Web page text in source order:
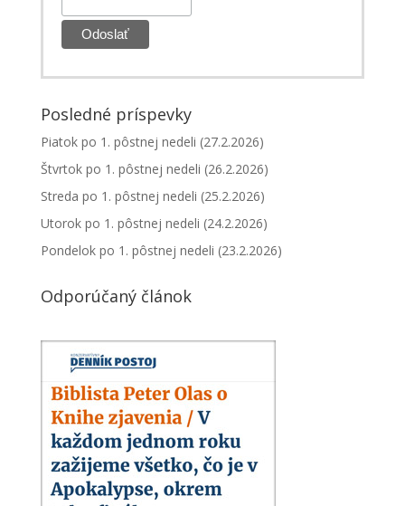
Posledné príspevky
Piatok po 1. pôstnej nedeli (27.2.2026)
Štvrtok po 1. pôstnej nedeli (26.2.2026)
Streda po 1. pôstnej nedeli (25.2.2026)
Utorok po 1. pôstnej nedeli (24.2.2026)
Pondelok po 1. pôstnej nedeli (23.2.2026)
Odporúčaný článok